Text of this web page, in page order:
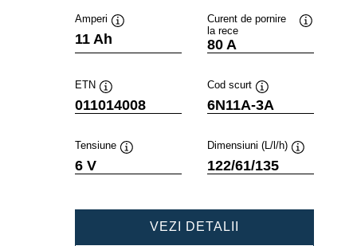
Amperi
11 Ah
Curent de pornire
la rece
80 A
ETN
Tooltip
011014008
Cod scurt
Tooltip
6N11A-3A
Tensiune
6 V
Dimensiuni (L/l/h)
122/61/135
VEZI DETALII